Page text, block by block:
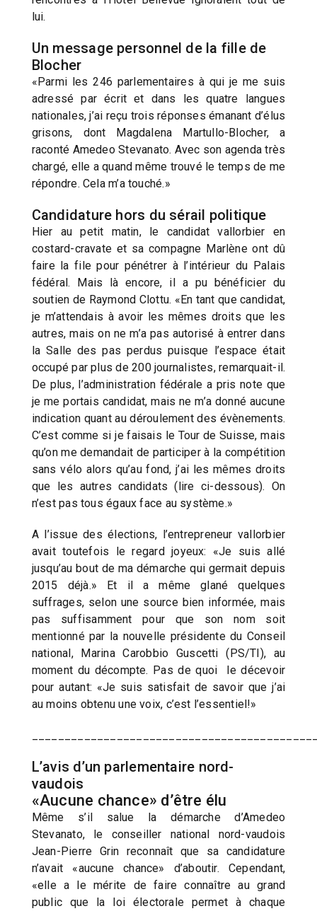
lui.
Un message personnel de la fille de
Blocher
«Parmi les 246 parlementaires à qui je me suis
adressé par écrit et dans les quatre langues
nationales, j’ai reçu trois réponses émanant d’élus
grisons, dont Magdalena Martullo-Blocher, a
raconté Amedeo Stevanato. Avec son agenda très
chargé, elle a quand même trouvé le temps de me
répondre. Cela m’a touché.»
Candidature hors du sérail politique
Hier au petit matin, le candidat vallorbier en
costard-cravate et sa compagne Marlène ont dû
faire la file pour pénétrer à l’intérieur du Palais
fédéral. Mais là encore, il a pu bénéficier du
soutien de Raymond Clottu. «En tant que candidat,
je m’attendais à avoir les mêmes droits que les
autres, mais on ne m’a pas autorisé à entrer dans
la Salle des pas perdus puisque l’espace était
occupé par plus de 200 journalistes, remarquait-il.
De plus, l’administration fédérale a pris note que
je me portais candidat, mais ne m’a donné aucune
indication quant au déroulement des évènements.
C’est comme si je faisais le Tour de Suisse, mais
qu’on me demandait de participer à la compétition
sans vélo alors qu’au fond, j’ai les mêmes droits
que les autres candidats (lire ci-dessous). On
n’est pas tous égaux face au système.»
A l’issue des élections, l’entrepreneur vallorbier
avait toutefois le regard joyeux: «Je suis allé
jusqu’au bout de ma démarche qui germait depuis
2015 déjà.» Et il a même glané quelques
suffrages, selon une source bien informée, mais
pas suffisamment pour que son nom soit
mentionné par la nouvelle présidente du Conseil
national, Marina Carobbio Guscetti (PS/TI), au
moment du décompte. Pas de quoi le décevoir
pour autant: «Je suis satisfait de savoir que j’ai
au moins obtenu une voix, c’est l’essentiel!»
L’avis d’un parlementaire nord-
vaudois
«Aucune chance» d’être élu
Même s’il salue la démarche d’Amedeo
Stevanato, le conseiller national nord-vaudois
Jean-Pierre Grin reconnaît que sa candidature
n’avait «aucune chance» d’aboutir. Cependant,
«elle a le mérite de faire connaître au grand
public que la loi électorale permet à chaque